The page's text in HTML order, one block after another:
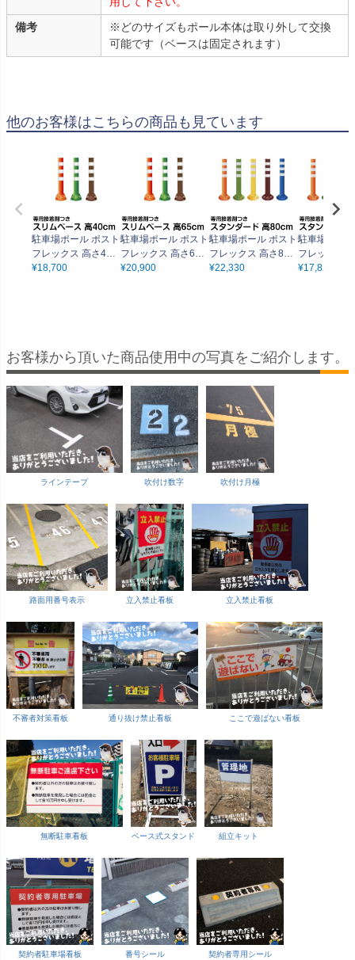
備考
※どのサイズもポール本体は取り外して交換
可能です（ベースは固定されます）
他のお客様はこちらの商品も見ています
駐車場ポール ポスト
フレックス 高さ40c
m スリムベースタイ
¥18,700
駐車場ポール ポスト
フレックス 高さ65c
m スリムベースタイ
¥20,900
駐車場ポール ポスト
フレックス 高さ80c
m スタンダードタイ
¥22,330
駐車場ポー
フレックス
m スタンダ
¥17,820
お客様から頂いた商品使用中の写真をご紹介します。
ラインテープ 吹付け数字 吹付け月極
路面用番号表示 立入禁止看板 立入禁止看板
不審者対策看板 通り抜け禁止看板 ここで遊ばない看板
無断駐車看板 ベース式スタンド 組立キット
契約者駐車場看板 番号シール 契約者専用シール